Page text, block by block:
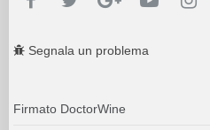
Segnala un problema
Firmato DoctorWine